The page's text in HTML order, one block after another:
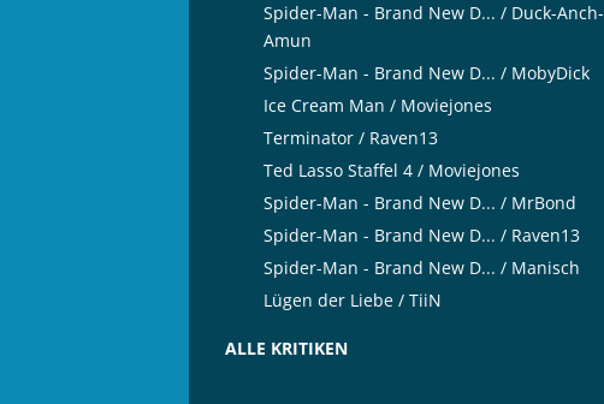
Spider-Man - Brand New D... / Duck-Anch-
Amun
Spider-Man - Brand New D... / MobyDick
Ice Cream Man / Moviejones
Terminator / Raven13
Ted Lasso Staffel 4 / Moviejones
Spider-Man - Brand New D... / MrBond
Spider-Man - Brand New D... / Raven13
Spider-Man - Brand New D... / Manisch
Lügen der Liebe / TiiN
ALLE KRITIKEN